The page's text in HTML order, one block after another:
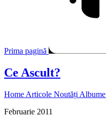
Prima pagină
Ce Ascult?
Home Articole Noutăți Albume
Februarie 2011